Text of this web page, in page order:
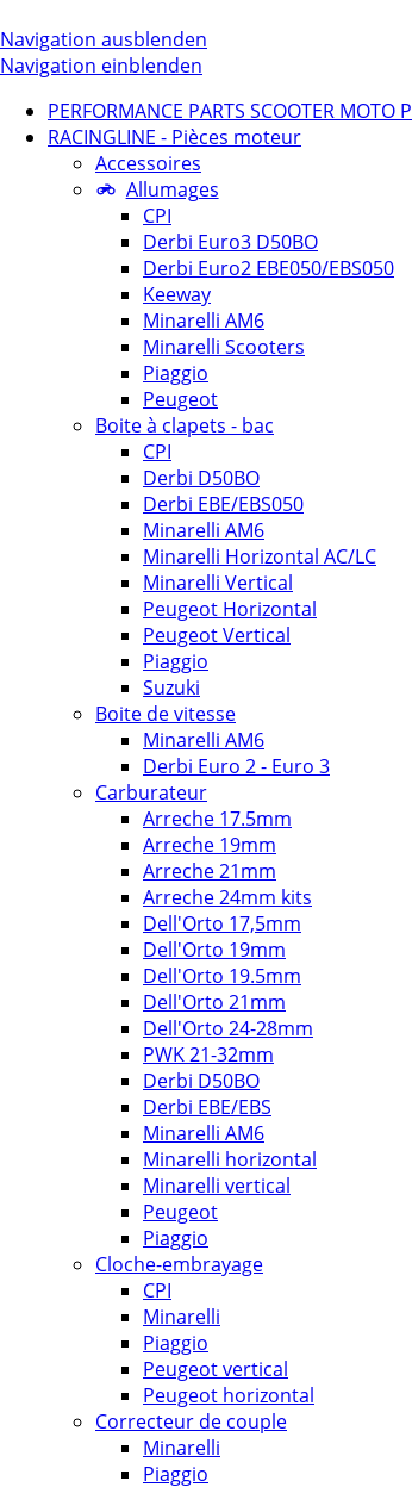
Navigation ausblenden
Navigation einblenden
PERFORMANCE PARTS SCOOTER MOTO
RACINGLINE - Pièces moteur
Accessoires
Allumages
CPI
Derbi Euro3 D50BO
Derbi Euro2 EBE050/EBS050
Keeway
Minarelli AM6
Minarelli Scooters
Piaggio
Peugeot
Boite à clapets - bac
CPI
Derbi D50BO
Derbi EBE/EBS050
Minarelli AM6
Minarelli Horizontal AC/LC
Minarelli Vertical
Peugeot Horizontal
Peugeot Vertical
Piaggio
Suzuki
Boite de vitesse
Minarelli AM6
Derbi Euro 2 - Euro 3
Carburateur
Arreche 17.5mm
Arreche 19mm
Arreche 21mm
Arreche 24mm kits
Dell'Orto 17,5mm
Dell'Orto 19mm
Dell'Orto 19.5mm
Dell'Orto 21mm
Dell'Orto 24-28mm
PWK 21-32mm
Derbi D50BO
Derbi EBE/EBS
Minarelli AM6
Minarelli horizontal
Minarelli vertical
Peugeot
Piaggio
Cloche-embrayage
CPI
Minarelli
Piaggio
Peugeot vertical
Peugeot horizontal
Correcteur de couple
Minarelli
Piaggio